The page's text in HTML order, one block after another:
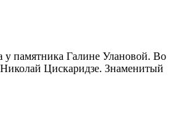
у памятника Галине Улановой. Во
Николай Цискаридзе. Знаменитый